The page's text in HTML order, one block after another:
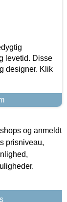
levetid. Disse
designer. Klik
og anmeldt
prisniveau,